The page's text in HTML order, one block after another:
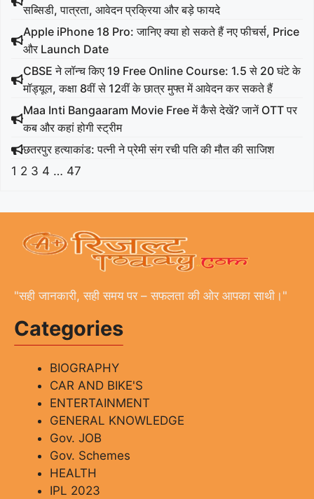
सब्सिडी, पात्रता, आवेदन प्रक्रिया और बड़े फायदे
Apple iPhone 18 Pro: जानिए क्या हो सकते हैं नए फीचर्स, Price
और Launch Date
CBSE ने लॉन्च किए 19 Free Online Course: 1.5 से 20 घंटे के
मॉड्यूल, कक्षा 8वीं से 12वीं के छात्र मुफ्त में आवेदन कर सकते हैं
Maa Inti Bangaaram Movie Free में कैसे देखें? जानें OTT पर
कब और कहां होगी स्ट्रीम
छतरपुर हत्याकांड: पत्नी ने प्रेमी संग रची पति की मौत की साजिश
1 2 3 4 … 47
"सही जानकारी, सही समय पर – सफलता की ओर आपका साथी।"
Categories
BIOGRAPHY
CAR AND BIKE'S
ENTERTAINMENT
GENERAL KNOWLEDGE
Gov. JOB
Gov. Schemes
HEALTH
IPL 2023